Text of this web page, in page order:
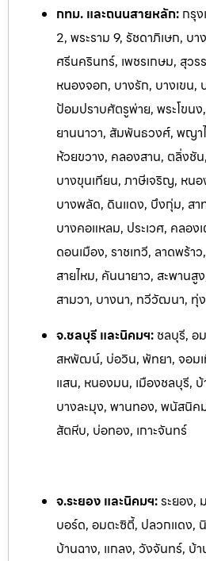
กทม. และถนนสายหลัก: กรุ
2, พระราม 9, รัชดาภิเษก, บ
ศรีนครินทร์, เพชรเกษม, สุว
หนองจอก, บางรัก, บางเขน,
ป้อมปราบศัตรูพ่าย, พระโขน
ยานนาวา, สัมพันธวงศ์, พญ
ห้วยขวาง, คลองสาน, ตลิ่งชั
บางขุนเทียน, ภาษีเจริญ, หน
บางพลัด, ดินแดง, บึงกุ่ม, สา
บางคอแหลม, ประเวศ, คลอ
ดอนเมือง, ราชเทวี, ลาดพร้
สายไหม, คันนายาว, สะพาน
สามวา, บางนา, ทวีวัฒนา, ทุ่
จ.ชลบุรี และนิคมฯ: ชลบุรี, อ
สหพัฒน์, บ่อวิน, พัทยา, จอม
แสน, หนองมน, เมืองชลบุรี,
บางละมุง, พานทอง, พนัสนิคม
สัตหีบ, บ่อทอง, เกาะจันทร์
จ.ระยอง และนิคมฯ:ระยอง,
บอร์ด, อมตะซิตี้, ปลวกแดง,
บ้านฉาง, แกลง, วงจันทร์, บ้า